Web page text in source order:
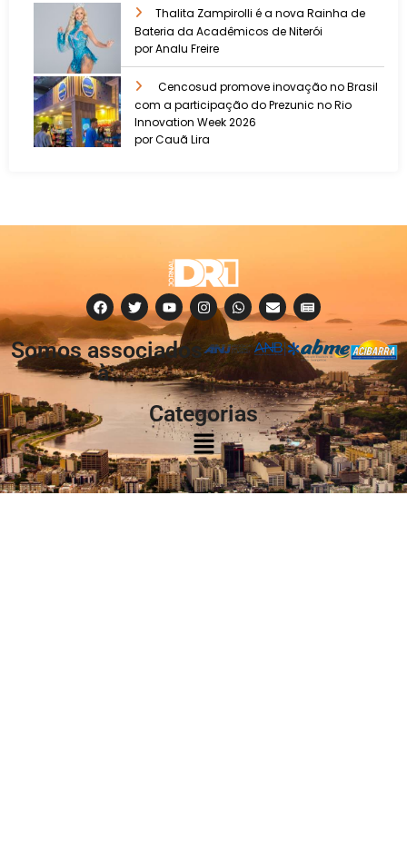
Thalita Zampirolli é a nova Rainha de
Bateria da Acadêmicos de Niterói
por Analu Freire
Cencosud promove inovação no Brasil
com a participação do Prezunic no Rio
Innovation Week 2026
por Cauã Lira
Somos associados
à:
Categorias